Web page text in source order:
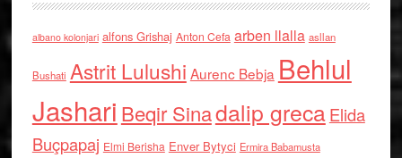
albano kolonjari alfons Grishaj Anton Cefa arben llalla asllan
Bushati Astrit Lulushi Aurenc Bebja Behlul
Jashari Beqir Sinadalip grecaElida
Buçpapaj Elmi Berisha Enver Bytyci Ermira Babamusta